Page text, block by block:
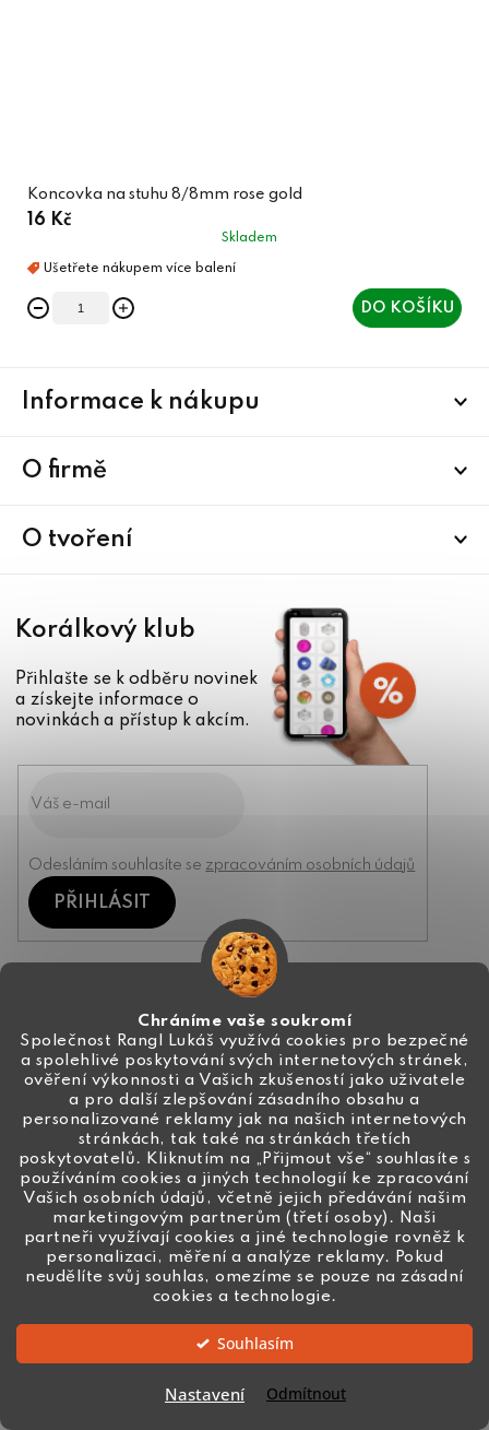
Chráníme vaše soukromí
Společnost Rangl Lukáš využívá cookies pro bezpečné
a spolehlivé poskytování svých internetových stránek,
ověření výkonnosti a Vašich zkušeností jako uživatele
a pro další zlepšování zásadního obsahu a
personalizované reklamy jak na našich internetových
stránkách, tak také na stránkách třetích
poskytovatelů. Kliknutím na „Přijmout vše“ souhlasíte s
používáním cookies a jiných technologií ke zpracování
Vašich osobních údajů, včetně jejich předávání našim
marketingovým partnerům (třetí osoby). Naši
partneři využívají cookies a jiné technologie rovněž k
personalizaci, měření a analýze reklamy. Pokud
neudělíte svůj souhlas, omezíme se pouze na zásadní
cookies a technologie.
Souhlasím
Nastavení Odmítnout
Koncovka na stuhu 8/8mm rose gold
16 Kč
Skladem
DO KOŠÍKU
Informace k nákupu
O firmě
O tvoření
Korálkový klub
Přihlašte se k odběru novinek
a získejte informace o
novinkách a přístup k akcím.
Odesláním souhlasíte se zpracováním osobních údajů
PŘIHLÁSIT
info@ceske-koralky.cz
+420 774 444 191